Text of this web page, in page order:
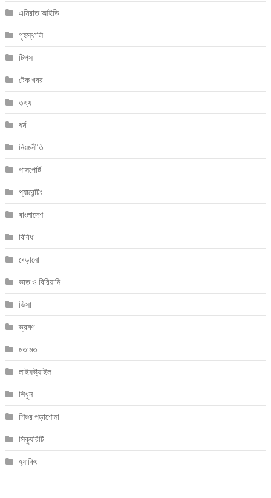
এমিরাত আইডি
গৃহস্থালি
টিপস
টেক খবর
তথ্য
ধর্ম
নিয়মনীতি
পাসপোর্ট
প্যারেন্টিং
বাংলাদেশ
বিবিধ
বেড়ানো
ভাত ও বিরিয়ানি
ভিসা
ভ্রমণ
মতামত
লাইফষ্ট্যাইল
শিখুন
শিশুর পড়াশোনা
সিক্যুরিটি
হ্যাকিং